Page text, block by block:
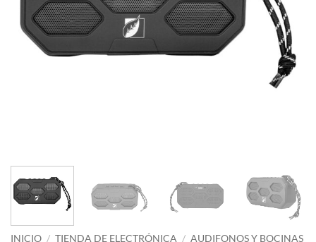
INICIO / TIENDA DE ELECTRÓNICA / AUDIFONOS Y BOCINAS